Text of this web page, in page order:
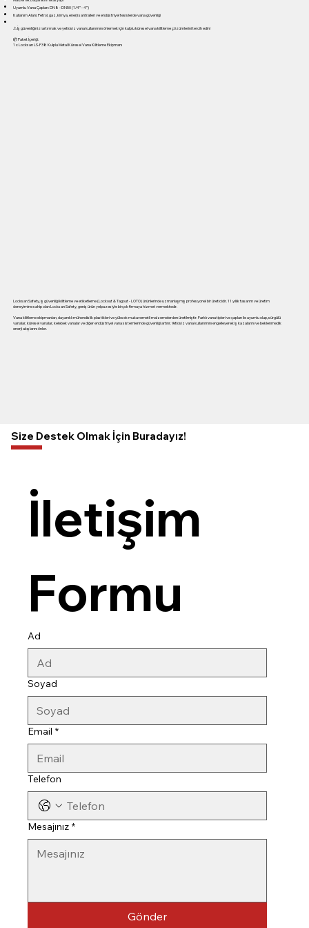
Uyumlu Vana Çapları: DN8 - DN50 (1/4” - 4”)
Kullanım Alanı: Petrol, gaz, kimya, enerji santralleri ve endüstriyel tesislerde vana güvenliği
⚠ İş güvenliğinizi artırmak ve yetkisiz vana kullanımını önlemek için kulplu küresel vana kilitleme çözümlerini tercih edin!
📦 Paket İçeriği:
1 x Locksan LS-F38 Kulplu Metal Küresel Vana Kilitleme Ekipmanı
Locksan Safety, iş güvenliği kilitleme ve etiketleme (Lockout & Tagout - LOTO) ürünlerinde uzmanlaşmış profesyonel bir üreticidir. 11 yıllık tasarım ve üretim
deneyimine sahip olan Locksan Safety, geniş ürün yelpazesiyle birçok firmaya hizmet vermektedir.
Vana kilitleme ekipmanları, dayanıklı mühendislik plastikleri ve yüksek mukavemetli malzemelerden üretilmiştir. Farklı vana tipleri ve çapları ile uyumlu olup, sürgülü
vanalar, küresel vanalar, kelebek vanalar ve diğer endüstriyel vana sistemlerinde güvenliği artırır. Yetkisiz vana kullanımını engelleyerek iş kazalarını ve beklenmedik
enerji akışlarını önler.
Size Destek Olmak İçin Buradayız!
İletişim
Formu
Ad
Soyad
Email *
Telefon
Mesajınız *
Gönder